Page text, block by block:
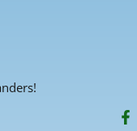
F
a
I
n
P
i